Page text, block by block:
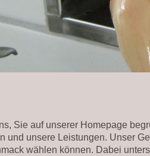
Sie auf unserer Homepage
und unsere Leistungen. Unser
wählen können. Dabei